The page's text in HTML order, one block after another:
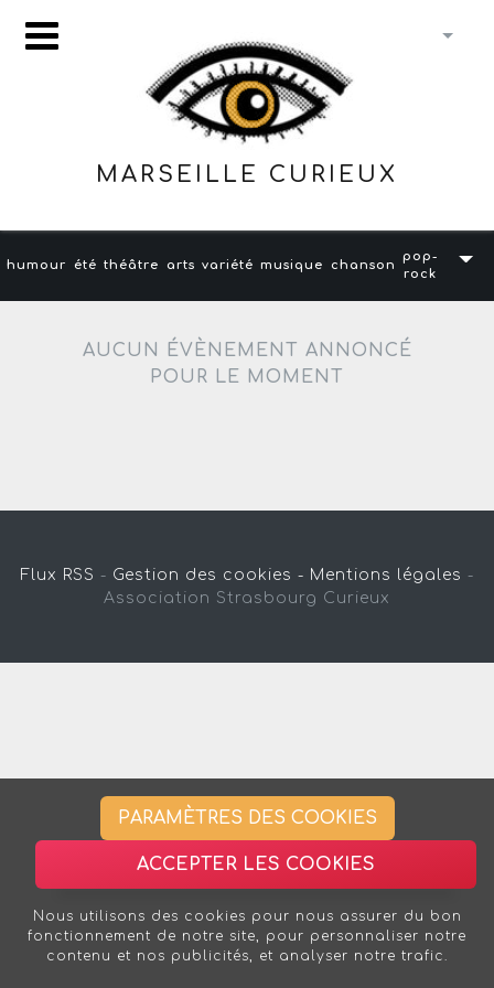
MARSEILLE CURIEUX
humour été théâtre arts variété musique chanson
pop-
rock
AUCUN ÉVÈNEMENT ANNONCÉ
POUR LE MOMENT
Flux RSS - Gestion des cookies - Mentions légales -
Association Strasbourg Curieux
PARAMÈTRES DES COOKIES
ACCEPTER LES COOKIES
Nous utilisons des cookies pour nous assurer du bon
fonctionnement de notre site, pour personnaliser notre
contenu et nos publicités, et analyser notre trafic.